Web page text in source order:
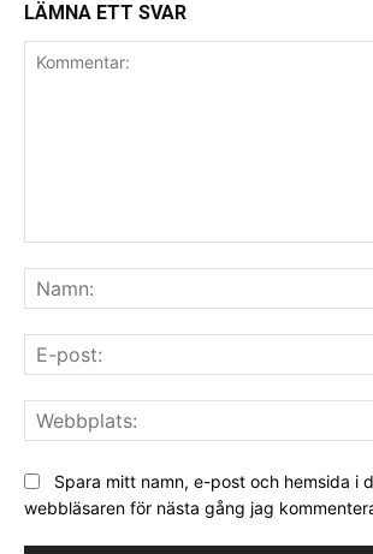
LÄMNA ETT SVAR
Spara mitt namn, e-post och hemsida i
webbläsaren för nästa gång jag